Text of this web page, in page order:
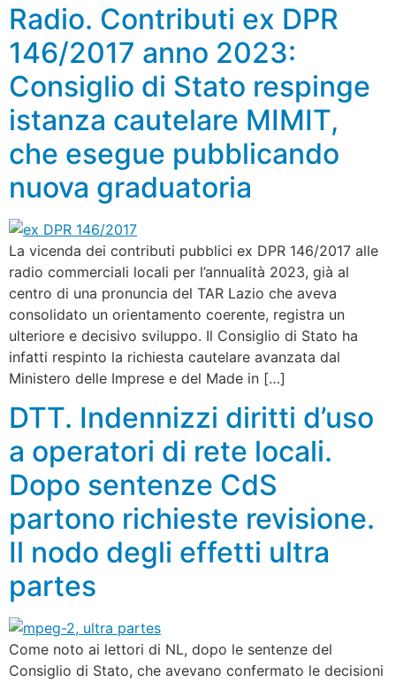
Radio. Contributi ex DPR
146/2017 anno 2023:
Consiglio di Stato respinge
istanza cautelare MIMIT,
che esegue pubblicando
nuova graduatoria
La vicenda dei contributi pubblici ex DPR 146/2017 alle
radio commerciali locali per l’annualità 2023, già al
centro di una pronuncia del TAR Lazio che aveva
consolidato un orientamento coerente, registra un
ulteriore e decisivo sviluppo. Il Consiglio di Stato ha
infatti respinto la richiesta cautelare avanzata dal
Ministero delle Imprese e del Made in […]
DTT. Indennizzi diritti d’uso
a operatori di rete locali.
Dopo sentenze CdS
partono richieste revisione.
Il nodo degli effetti ultra
partes
Come noto ai lettori di NL, dopo le sentenze del
Consiglio di Stato, che avevano confermato le decisioni